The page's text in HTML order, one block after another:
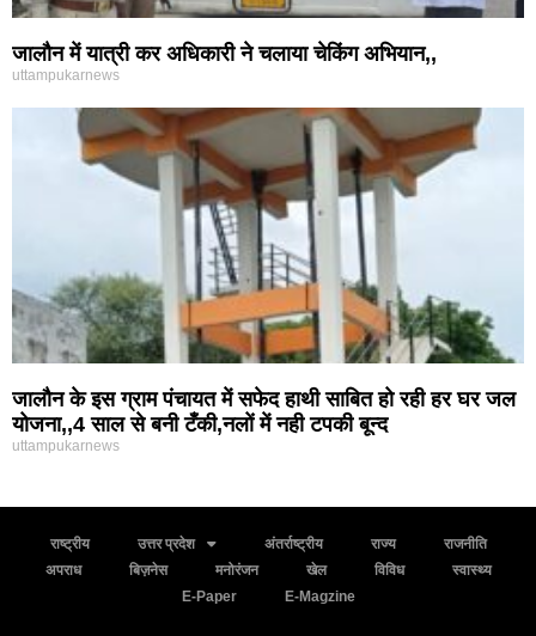
जालौन में यात्री कर अधिकारी ने चलाया चेकिंग अभियान,,
uttampukarnews
जालौन के इस ग्राम पंचायत में सफेद हाथी साबित हो रही हर घर जल
योजना,,4 साल से बनी टँकी,नलों में नही टपकी बून्द
uttampukarnews
राष्ट्रीय उत्तर प्रदेश अंतर्राष्ट्रीय राज्य
राजनीति
अपराध
बिज़नेस मनोरंजन खेल विविध
स्वास्थ्य
E-Paper
E-Magzine